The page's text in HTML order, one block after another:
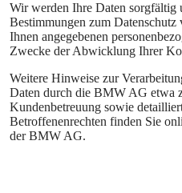
Wir werden Ihre Daten sorgfältig
Bestimmungen zum
Ihnen angegebenen
Zwecke der Abwicklung Ihrer
Weitere Hinweise zur
Daten durch die BMW AG etwa
Kundenbetreuung sowie
Betroffenenrechten finden Sie
der BMW AG.